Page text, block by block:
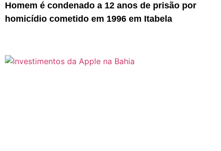
Homem é condenado a 12 anos de prisão por
homicídio cometido em 1996 em Itabela